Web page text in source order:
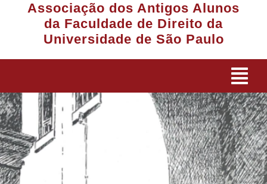
Associação dos Antigos Alunos
da Faculdade de Direito da
Universidade de São Paulo
A Associação
História